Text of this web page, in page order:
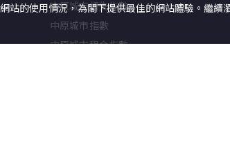
中原城市領先指數
中原城市指數
中原城市租金指數
站的使用情況，為閣下提供最佳的網站體驗。繼